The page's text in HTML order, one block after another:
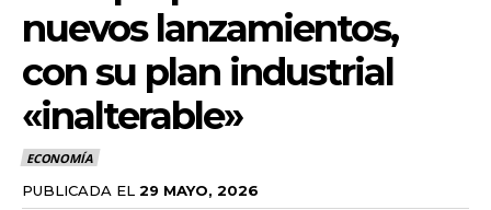
nuevos lanzamientos,
con su plan industrial
«inalterable»
ECONOMÍA
PUBLICADA EL 29 MAYO, 2026